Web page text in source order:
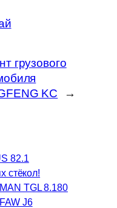
грузового
KC
→
82.1
стёкол!
TGL 8.180
J6